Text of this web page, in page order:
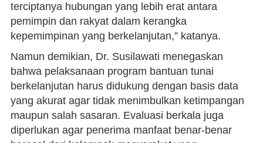
terciptanya hubungan yang lebih erat antara
pemimpin dan rakyat dalam kerangka
kepemimpinan yang berkelanjutan,” katanya.
Namun demikian, Dr. Susilawati menegaskan
bahwa pelaksanaan program bantuan tunai
berkelanjutan harus didukung dengan basis data
yang akurat agar tidak menimbulkan ketimpangan
maupun salah sasaran. Evaluasi berkala juga
diperlukan agar penerima manfaat benar-benar